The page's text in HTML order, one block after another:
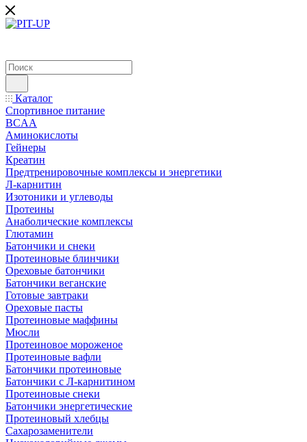
Каталог
Спортивное питание
BCAA
Аминокислоты
Гейнеры
Креатин
Предтренировочные комплексы и энергетики
Л-карнитин
Изотоники и углеводы
Протеины
Анаболические комплексы
Глютамин
Батончики и снеки
Протеиновые блинчики
Ореховые батончики
Батончики веганские
Готовые завтраки
Ореховые пасты
Протеиновые маффины
Мюсли
Протеиновое мороженое
Протеиновые вафли
Батончики протеиновые
Батончики с Л-карнитином
Протеиновые снеки
Батончики энергетические
Протеиновый хлебцы
Сахарозаменители